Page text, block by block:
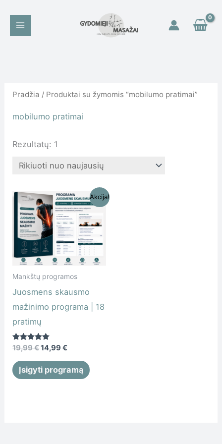
turinio
Pradžia / Produktai su žymomis “mobilumo pratimai”
mobilumo pratimai
Rezultatų: 1
Akcija!
Mankštų programos
Juosmens skausmo
mažinimo programa | 18
pratimų
Įvertinimas:
5.00
iš 5
19,99€
Original
price
was:
19,99 €.
14,99€
Current
price
is:
14,99 €.
Įsigyti programą